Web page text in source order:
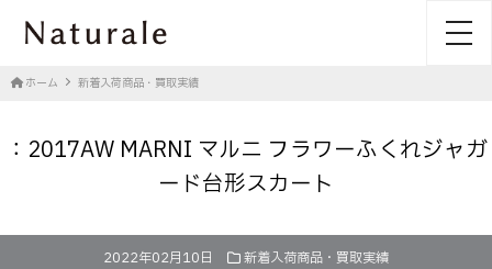
ホーム 新着入荷商品・買取実績
：2017AW MARNI マルニ フラワーふくれジャガ
ード台形スカート
2022年02月10日 新着入荷商品・買取実績